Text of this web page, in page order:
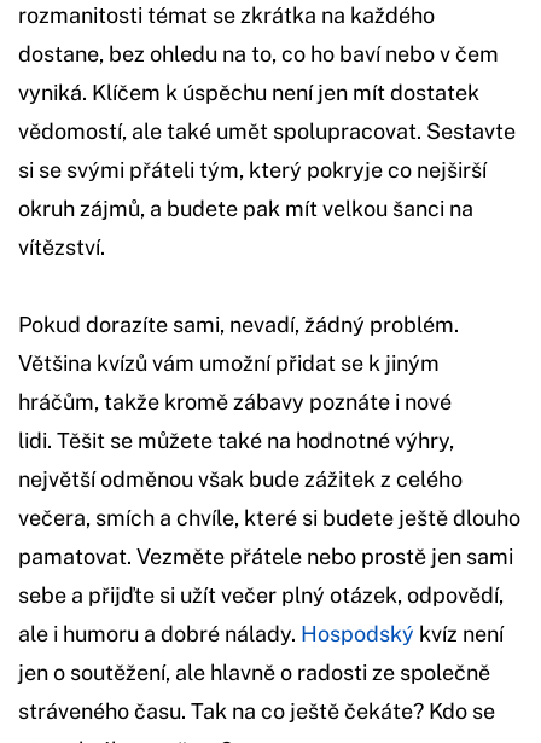
rozmanitosti témat se zkrátka na každého
dostane, bez ohledu na to, co ho baví nebo v čem
vyniká. Klíčem k úspěchu není jen mít dostatek
vědomostí, ale také umět spolupracovat. Sestavte
si se svými přáteli tým, který pokryje co nejširší
okruh zájmů, a budete pak mít velkou šanci na
vítězství.
Pokud dorazíte sami, nevadí, žádný problém.
Většina kvízů vám umožní přidat se k jiným
hráčům, takže kromě zábavy poznáte i nové
lidi. Těšit se můžete také na hodnotné výhry,
největší odměnou však bude zážitek z celého
večera, smích a chvíle, které si budete ještě dlouho
pamatovat. Vezměte přátele nebo prostě jen sami
sebe a přijďte si užít večer plný otázek, odpovědí,
ale i humoru a dobré nálady. Hospodský kvíz není
jen o soutěžení, ale hlavně o radosti ze společně
stráveného času. Tak na co ještě čekáte? Kdo se